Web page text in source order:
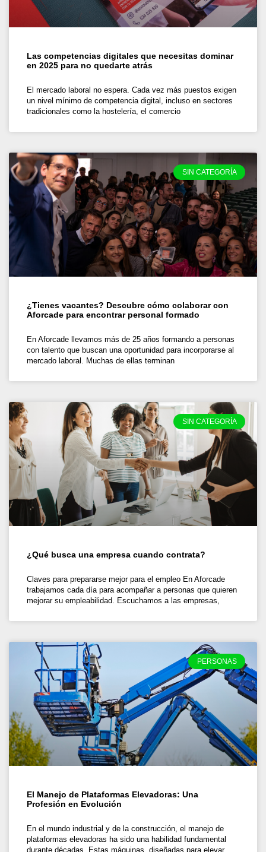
Las competencias digitales que necesitas dominar
en 2025 para no quedarte atrás
El mercado laboral no espera. Cada vez más puestos exigen
un nivel mínimo de competencia digital, incluso en sectores
tradicionales como la hostelería, el comercio
SIN CATEGORÍA
¿Tienes vacantes? Descubre cómo colaborar con
Aforcade para encontrar personal formado
En Aforcade llevamos más de 25 años formando a personas
con talento que buscan una oportunidad para incorporarse al
mercado laboral. Muchas de ellas terminan
SIN CATEGORÍA
¿Qué busca una empresa cuando contrata?
Claves para prepararse mejor para el empleo En Aforcade
trabajamos cada día para acompañar a personas que quieren
mejorar su empleabilidad. Escuchamos a las empresas,
PERSONAS
El Manejo de Plataformas Elevadoras: Una
Profesión en Evolución
En el mundo industrial y de la construcción, el manejo de
plataformas elevadoras ha sido una habilidad fundamental
durante décadas. Estas máquinas, diseñadas para elevar